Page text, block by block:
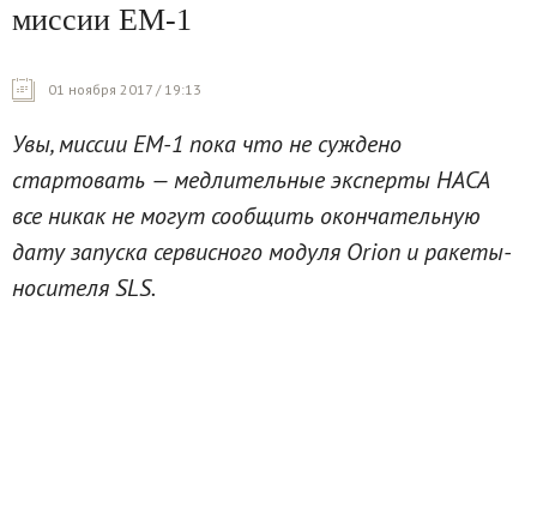
миссии ЕМ-1
01 ноября 2017 / 19:13
Увы, миссии ЕМ-1 пока что не суждено
стартовать — медлительные эксперты НАСА
все никак не могут сообщить окончательную
дату запуска сервисного модуля Orion и ракеты-
носителя SLS.